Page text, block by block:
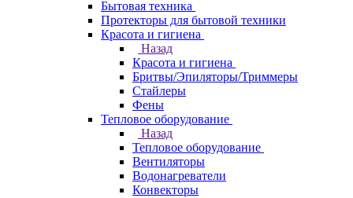
Бытовая техника
Протекторы для бытовой техники
Красота и гигиена
Назад
Красота и гигиена
Бритвы/Эпиляторы/Триммеры
Стайлеры
Фены
Тепловое оборудование
Назад
Тепловое оборудование
Вентиляторы
Водонагреватели
Конвекторы